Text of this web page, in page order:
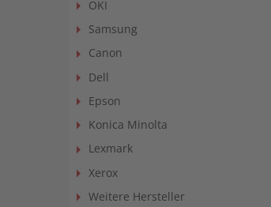
OKI
Samsung
Canon
Dell
Epson
Konica Minolta
Lexmark
Xerox
Weitere Hersteller